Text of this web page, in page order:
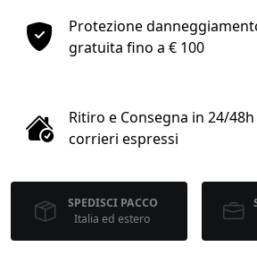
quantità
1
kg
Protezione
gratuita fino a € 100
Ritiro e Consegna in 24/
corrieri espressi
SPEDISCI PACCO
Italia ed estero